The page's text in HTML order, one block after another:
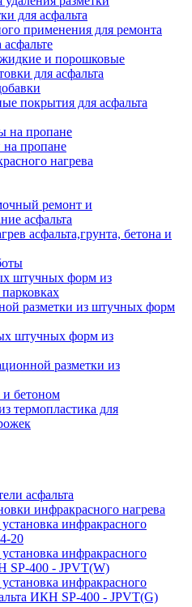
для асфальта
применения для ремонта
и порошковые
для асфальта
покрытия для асфальта
на пропане
пропане
нагрева
ремонт и
асфальта
асфальта,грунта, бетона и
штучных форм из
разметки из штучных форм
штучных форм из
разметки из
и бетоном
термопластика для
асфальта
инфракрасного нагрева
инфракрасного
20
инфракрасного
SP-400 - JPVT(W)
инфракрасного
ИКН SP-400 - JPVT(G)